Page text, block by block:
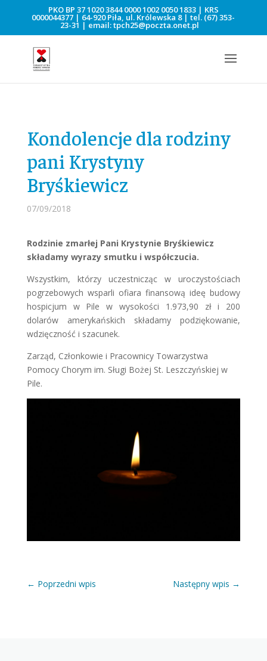
PKO BP 37 1020 3844 0000 1002 0050 1833 | KRS
0000044377 | 64-920 Piła, ul. Królewska 8 | tel. (67) 353-
23-31 | email:tpch25@poczta.onet.pl
Kondolencje dla rodziny
pani Krystyny
Bryśkiewicz
07/09/2018
Rodzinie zmarłej Pani Krystynie Bryśkiewicz
składamy wyrazy smutku i współczucia.
Wszystkim, którzy uczestnicząc w uroczystościach
pogrzebowych wsparli ofiara finansową ideę budowy
hospicjum w Pile w wysokości 1.973,90 zł i 200
dolarów amerykańskich składamy podziękowanie,
wdzięczność i szacunek.
Zarząd, Członkowie i Pracownicy Towarzystwa
Pomocy Chorym im. Sługi Bożej St. Leszczyńskiej w
Pile.
← Poprzedni wpis Następny wpis →